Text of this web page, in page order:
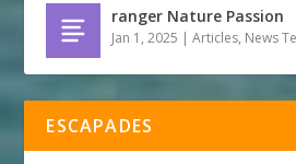
ranger Nature Passion
Jan 1, 2025 |Articles, News
ESCAPADES